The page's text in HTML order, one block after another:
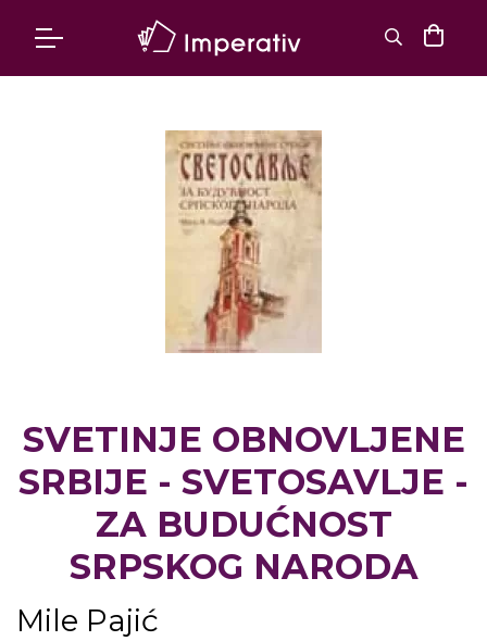
SVETINJE OBNOVLJENE
SRBIJE - SVETOSAVLJE -
ZA BUDUĆNOST
SRPSKOG NARODA
Mile Pajić